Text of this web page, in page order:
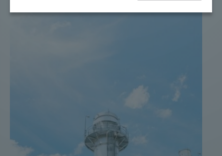
werden können. Zudem finden Sie am